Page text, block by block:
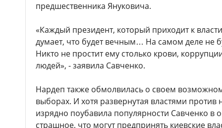
предшественника Януковича.
«Каждый президент, который приходит к
думает, что будет вечным… На самом деле не
Никто не простит ему столько крови,
людей», - заявила Савченко.
Нардеп также обмолвилась о своем
выборах. И хотя развернутая властями
изрядно поубавила популярности Савченко в
страшное, что могут предпринять киевские